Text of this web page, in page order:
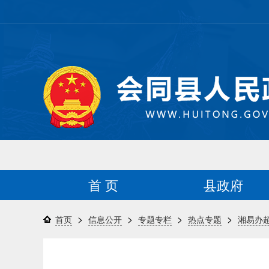
首 页 县政府
首页 > 信息公开 > 专题专栏 > 热点专题 > 湘易办